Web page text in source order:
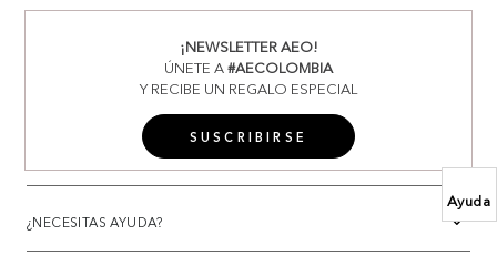
Ayuda
¡NEWSLETTER AEO!
ÚNETE A#AECOLOMBIA
Y RECIBE UN REGALO ESPECIAL
SUSCRIBIRSE
¿NECESITAS AYUDA?